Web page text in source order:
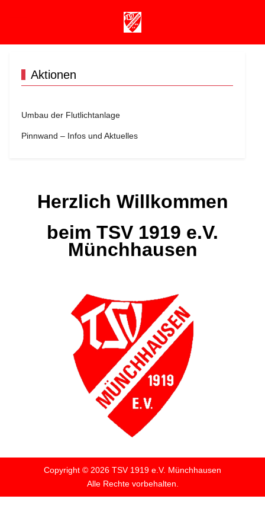
Aktionen
Umbau der Flutlichtanlage
Pinnwand – Infos und Aktuelles
Herzlich Willkommen
beim TSV 1919 e.V.
Münchhausen
Copyright © 2026 TSV 1919 e.V. Münchhausen
Alle Rechte vorbehalten.